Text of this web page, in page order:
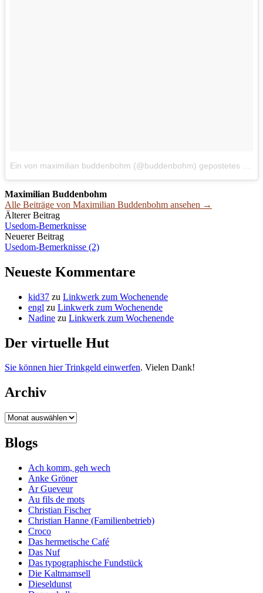
Maximilian Buddenbohm
Alle Beiträge von Maximilian Buddenbohm ansehen →
Beitrags-
Navigation
Älterer Beitrag
Usedom-Bemerknisse
Neuerer Beitrag
Usedom-Bemerknisse (2)
Neueste Kommentare
kid37 zu Linkwerk zum Wochenende
engl zu Linkwerk zum Wochenende
Nadine zu Linkwerk zum Wochenende
Der virtuelle Hut
Sie können hier Trinkgeld einwerfen. Vielen Dank!
Archiv
Archiv
Blogs
Ach komm, geh wech
Anke Gröner
Ar Gueveur
Au fils de mots
Christian Fischer
Christian Hanne (Familienbetrieb)
Croco
Das hermetische Café
Das Nuf
Das typographische Fundstück
Die Kaltmamsell
Dieseldunst